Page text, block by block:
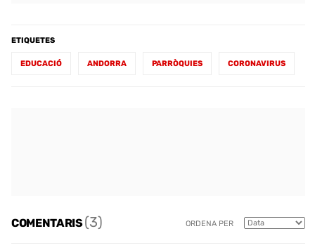
ETIQUETES
EDUCACIÓ ANDORRA PARRÒQUIES CORONAVIRUS
COMENTARIS(3) ORDENA PER